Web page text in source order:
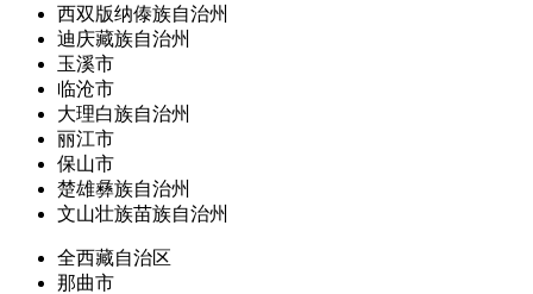
西双版纳傣族自治州
迪庆藏族自治州
玉溪市
临沧市
大理白族自治州
丽江市
保山市
楚雄彝族自治州
文山壮族苗族自治州
全西藏自治区
那曲市